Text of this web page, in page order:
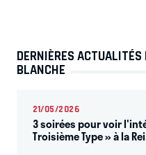
DERNIÈRES
BLANCHE
21/05/2026
3 soirées pour voir
Troisième Type » à la